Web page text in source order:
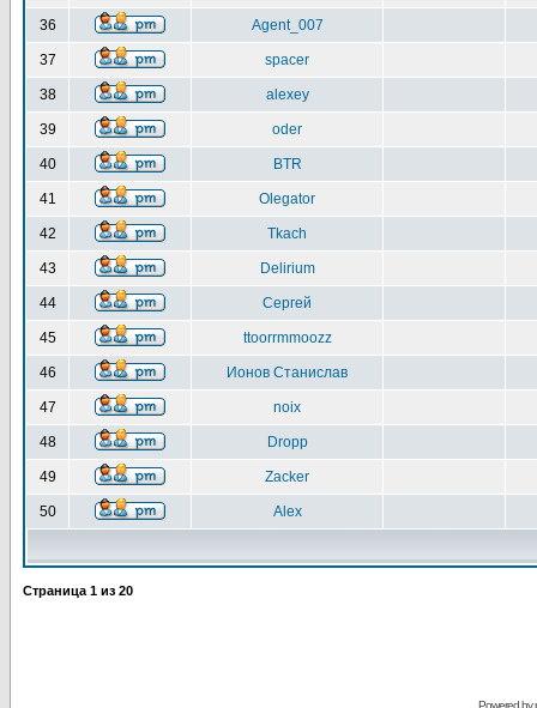
36 Agent_007
37 spacer
38 alexey
39 oder
40 BTR
41 Olegator
42 Tkach
43 Delirium
44 Сергей
45 ttoorrmmoozz
46 Ионов Станислав
47 noix
48 Dropp
49 Zacker
50 Alex
Страница 1 из 20
Powered by